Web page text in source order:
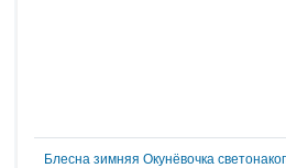
Блесна зимняя Окунёвочка